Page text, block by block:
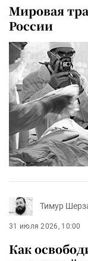
Мировая
России
Тимур
31 июля 2026, 10:00
Как